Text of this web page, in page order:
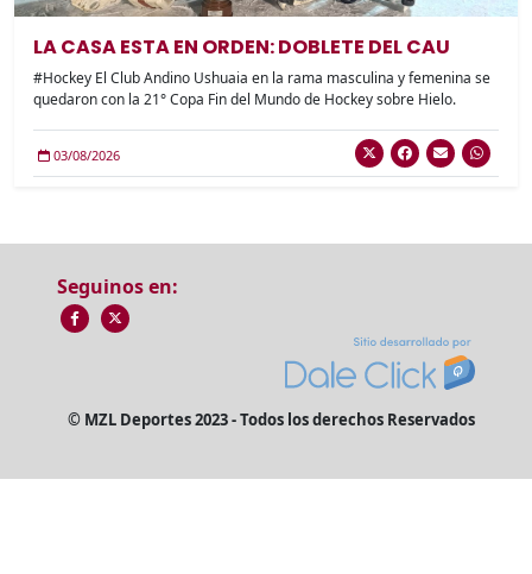
LA CASA ESTA EN ORDEN: DOBLETE DEL CAU
#Hockey El Club Andino Ushuaia en la rama masculina y femenina se
quedaron con la 21° Copa Fin del Mundo de Hockey sobre Hielo.
03/08/2026
Seguinos en:
© MZL Deportes 2023 - Todos los derechos Reservados